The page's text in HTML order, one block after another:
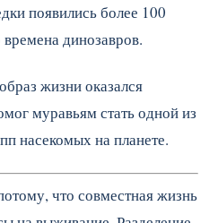
появились более 100
динозавров.
жизни оказался
муравьям стать одной из
насекомых на планете.
что совместная жизнь